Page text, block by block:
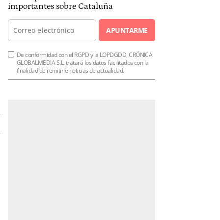
importantes sobre Cataluña
APUNTARME
De conformidad con el RGPD y la LOPDGDD, CRÓNICA
GLOBALMEDIA S.L. tratará los datos facilitados con la
finalidad de remitirle noticias de actualidad.